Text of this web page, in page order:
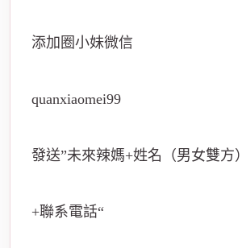
添加圈小妹微信
quanxiaomei99
發送”未來辣媽+姓名（男女雙方）
+聯系電話“